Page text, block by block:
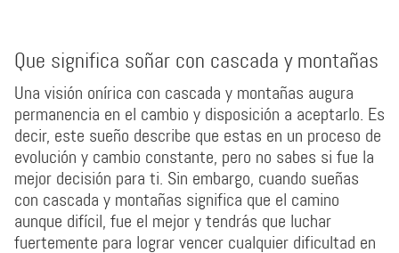
Que significa soñar con cascada y montañas
Una visión onírica con cascada y montañas augura
permanencia en el cambio y disposición a aceptarlo. Es
decir, este sueño describe que estas en un proceso de
evolución y cambio constante, pero no sabes si fue la
mejor decisión para ti. Sin embargo, cuando sueñas
con cascada y montañas significa que el camino
aunque difícil, fue el mejor y tendrás que luchar
fuertemente para lograr vencer cualquier dificultad en